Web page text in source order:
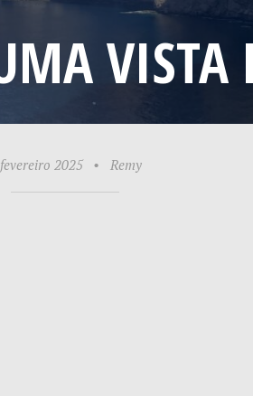
VISTA
2025 • Remy